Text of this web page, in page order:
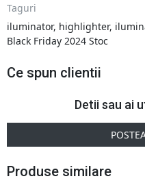
Taguri
iluminator, highlighter,
Black Friday 2024 Stoc
Ce spun clientii
Detii sau ai
Produse similare